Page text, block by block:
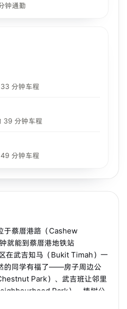
钟通勤
33 分钟车程
39 分钟车程
分钟车程
于蔡厝港路（Cashew
就能到蔡厝港地铁站
在武吉知马（Bukit Timah）一
的同学有福了——房子周边公
Park）、武吉班让邻里
Park）、榛树公
园（Petir Park）都离得不